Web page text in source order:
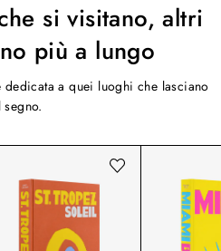
si visitano, altri
più a lungo
dedicata a quei luoghi che lasciano
segno.